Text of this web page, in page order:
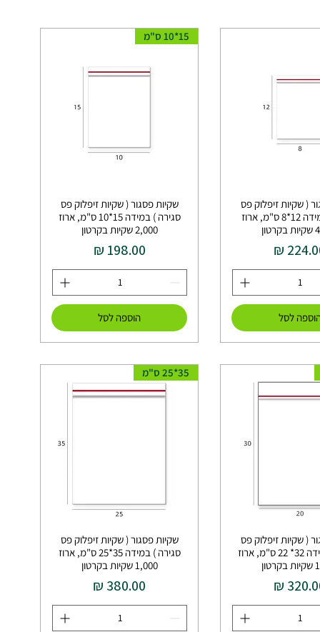
( שקיות זיפלוק פס
סגירה ) במידה 12*8 ס"מ, ארוז
לסל
15*10 ס"מ
שקיות פסגור ( שקיות זיפלוק פס
סגירה ) במידה 15*10 ס"מ, ארוז
2,000 שקיות בקרטון
מחיר
הוספה לסל
( שקיות זיפלוק פס
סגירה ) במידה 32* 22 ס"מ, ארוז
35*25 ס"מ
שקיות פסגור ( שקיות זיפלוק פס
סגירה ) במידה 35*25 ס"מ, ארוז
1,000 שקיות בקרטון
מחיר